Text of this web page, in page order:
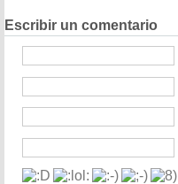
Escribir un comentario